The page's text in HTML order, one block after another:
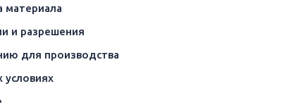
материала
и разрешения
для производства